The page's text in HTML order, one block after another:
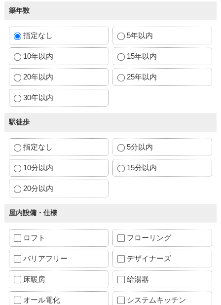
築年数
指定なし 5年以内
10年以内 15年以内
20年以内 25年以内
30年以内
駅徒歩
指定なし 5分以内
10分以内 15分以内
20分以内
屋内設備・仕様
ロフト フローリング
バリアフリー デザイナーズ
床暖房 給湯器
オール電化 システムキッチン